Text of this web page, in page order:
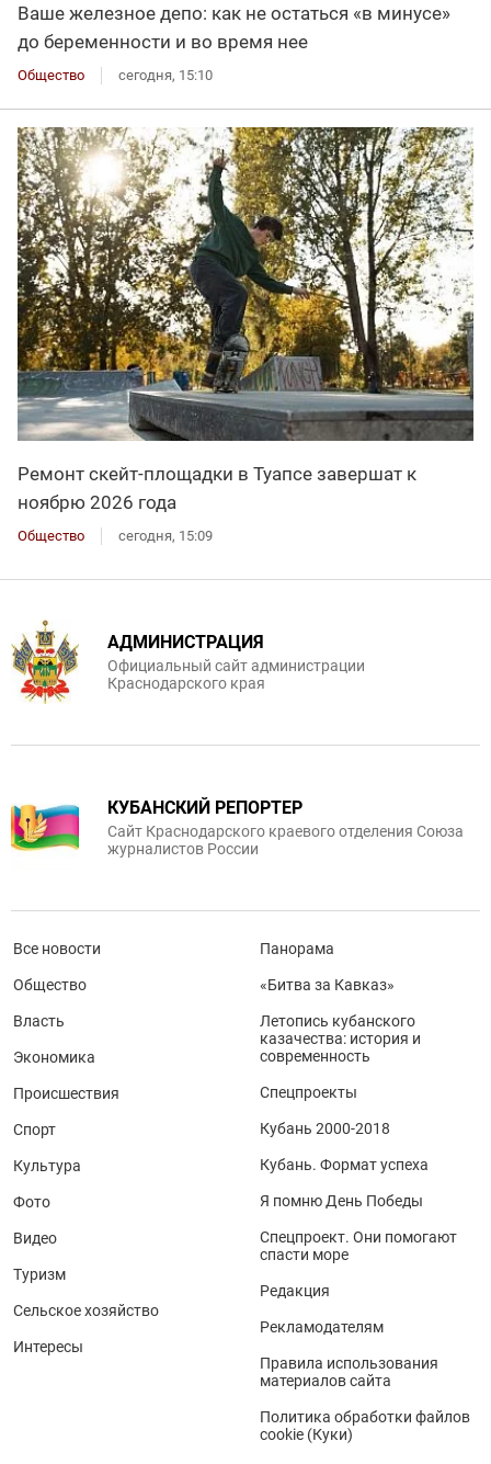
Ваше железное депо: как не остаться «в минусе»
до беременности и во время нее
Общество сегодня, 15:10
Ремонт скейт-площадки в Туапсе завершат к
ноябрю 2026 года
Общество сегодня, 15:09
АДМИНИСТРАЦИЯ
Официальный сайт администрации
Краснодарского края
КУБАНСКИЙ РЕПОРТЕР
Сайт Краснодарского краевого отделения Союза
журналистов России
Все новости
Общество
Власть
Экономика
Происшествия
Спорт
Культура
Фото
Видео
Туризм
Сельское хозяйство
Интересы
Панорама
«Битва за Кавказ»
Летопись кубанского
казачества: история и
современность
Спецпроекты
Кубань 2000-2018
Кубань. Формат успеха
Я помню День Победы
Спецпроект. Они помогают
спасти море
Редакция
Рекламодателям
Правила использования
материалов сайта
Политика обработки файлов
cookie (Куки)